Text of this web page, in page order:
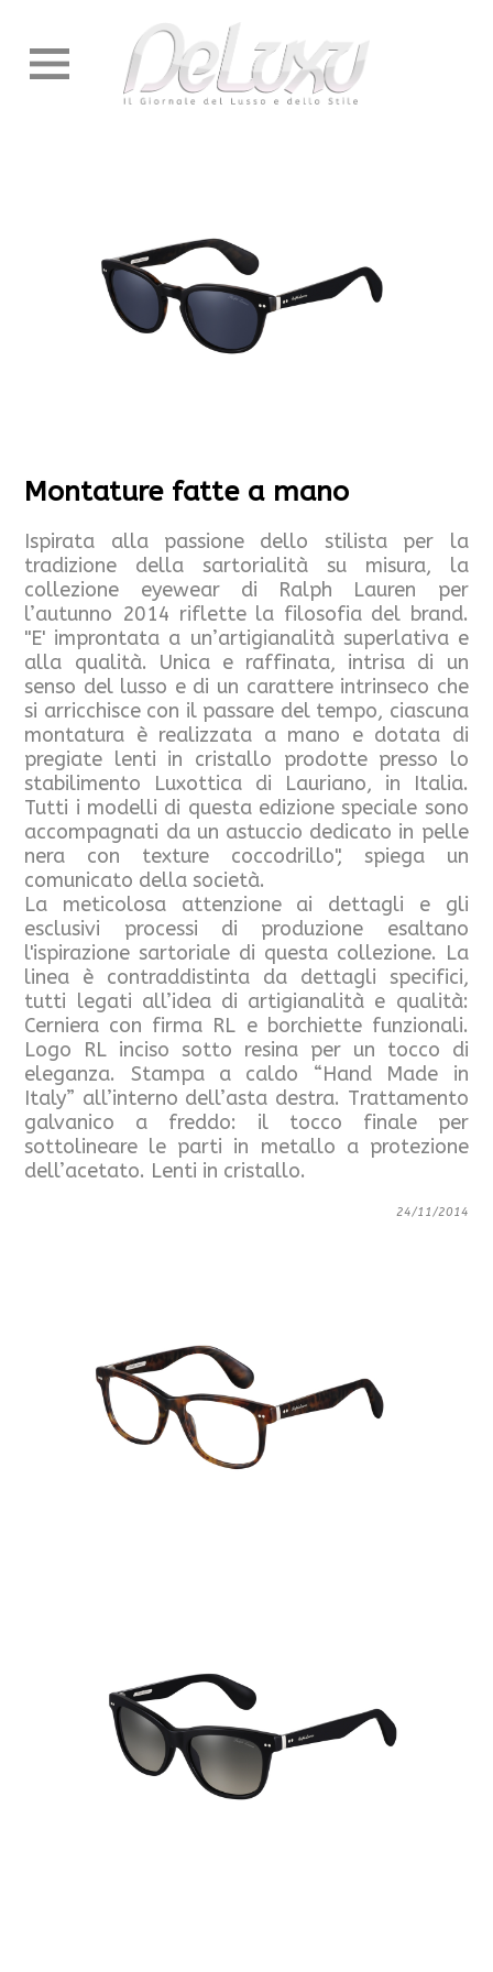
Montature fatte a mano
Ispirata alla passione dello stilista per la
tradizione della sartorialità su misura, la
collezione eyewear di Ralph Lauren per
l’autunno 2014 riflette la filosofia del brand.
"E' improntata a un’artigianalità superlativa e
alla qualità. Unica e raffinata, intrisa di un
senso del lusso e di un carattere intrinseco che
si arricchisce con il passare del tempo, ciascuna
montatura è realizzata a mano e dotata di
pregiate lenti in cristallo prodotte presso lo
stabilimento Luxottica di Lauriano, in Italia.
Tutti i modelli di questa edizione speciale sono
accompagnati da un astuccio dedicato in pelle
nera con texture coccodrillo", spiega un
comunicato della società.
La meticolosa attenzione ai dettagli e gli
esclusivi processi di produzione esaltano
l'ispirazione sartoriale di questa collezione. La
linea è contraddistinta da dettagli specifici,
tutti legati all’idea di artigianalità e qualità:
Cerniera con firma RL e borchiette funzionali.
Logo RL inciso sotto resina per un tocco di
eleganza. Stampa a caldo “Hand Made in
Italy” all’interno dell’asta destra. Trattamento
galvanico a freddo: il tocco finale per
sottolineare le parti in metallo a protezione
dell’acetato. Lenti in cristallo.
24/11/2014